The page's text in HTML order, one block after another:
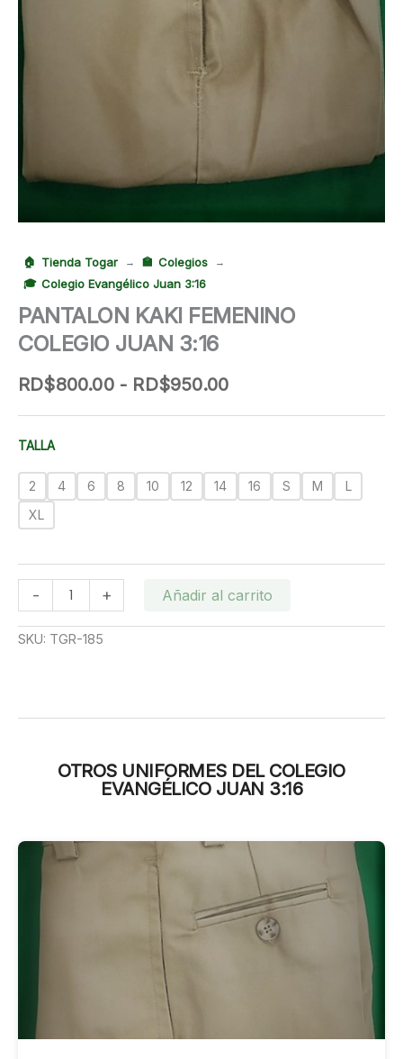
Tienda Togar → Colegios →
Colegio Evangélico Juan 3:16
PANTALON KAKI FEMENINO
COLEGIO JUAN 3:16
RD$800.00 - RD$950.00Rango
precios:
hasta
RD$950.00
TALLA
2 4 6 8 10 12 14 16 S M
L
XL
-
Femenino
Colegio
+ Añadir al carrito
SKU: TGR-185
OTROS UNIFORMES DEL COLEGIO
EVANGÉLICO JUAN 3:16